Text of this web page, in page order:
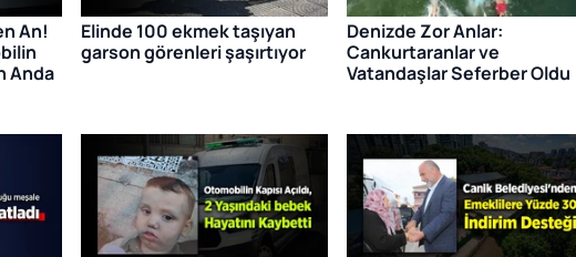
An!
Anda
Elinde 100 ekmek taşıyan
garson görenleri şaşırtıyor
Denizde Zor Anlar:
Cankurtaranlar ve
Vatandaşlar Seferber Oldu